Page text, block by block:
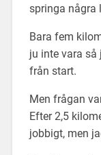
springa några
Bara fem
ju inte vara så
från start.
Men frågan
Efter 2,5
jobbigt, men